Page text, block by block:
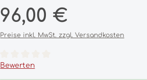
Regulärer Preis:
96,00 €
Preise inkl. MwSt. zzgl. Versandkosten
Durchschnittliche Bewertung von 0 von
Bewerten